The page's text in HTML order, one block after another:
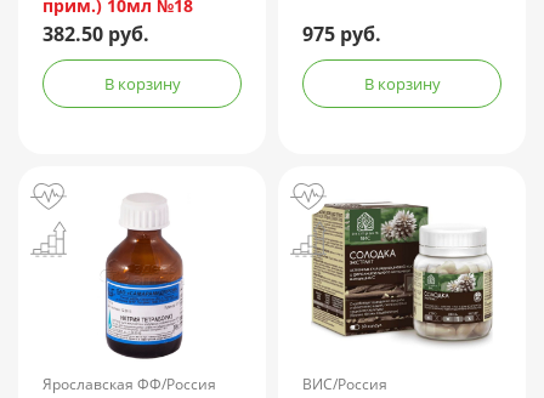
прим.) 10мл №18
382.50 руб.
В корзину
975 руб.
В корзину
Ярославская ФФ/Россия ВИС/Россия